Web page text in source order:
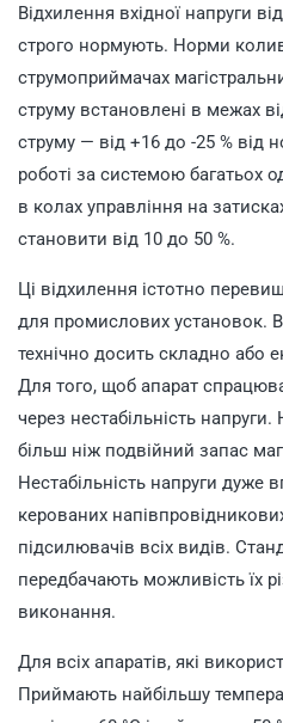
Відхилення вхідної напруги
строго нормують. Норми
струмоприймачах
струму встановлені в межах
струму — від +16 до -25 % від
роботі за системою багатьох
в колах управління на
становити від 10 до 50 %.
Ці відхилення істотно
для промислових установок.
технічно досить складно або
Для того, щоб апарат
через нестабільність
більш ніж подвійний запас
Нестабільність напруги дуже
керованих
підсилювачів всіх видів.
передбачають можливість їх
виконання.
Для всіх апаратів, які
Приймають найбільшу